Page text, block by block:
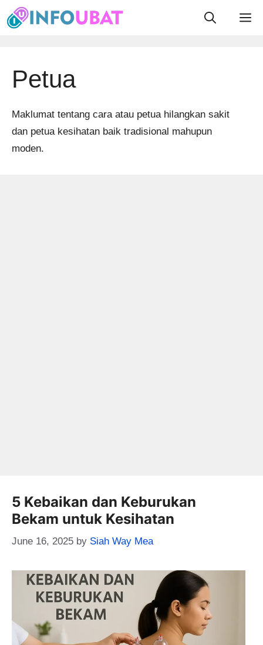
Skip
to
Petua
Maklumat tentang cara atau petua hilangkan sakit
dan petua kesihatan baik tradisional mahupun
moden.
5 Kebaikan dan Keburukan
Bekam untuk Kesihatan
June 16, 2025 by Siah Way Mea